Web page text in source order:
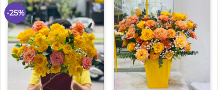
-25%